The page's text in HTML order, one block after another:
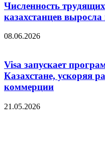
Численность
казахстанцев
08.06.2026
Visa запускает
Казахстане, ускоряя
коммерции
21.05.2026